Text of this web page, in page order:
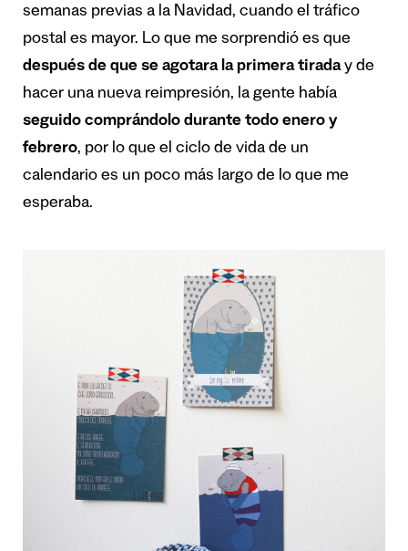
semanas previas a la Navidad, cuando el tráfico
postal es mayor. Lo que me sorprendió es que
después de que se agotara la primera tiraday de
hacer una nueva reimpresión, la gente había
seguido comprándolo durante todo enero y
febrero, por lo que el ciclo de vida de un
calendario es un poco más largo de lo que me
esperaba.